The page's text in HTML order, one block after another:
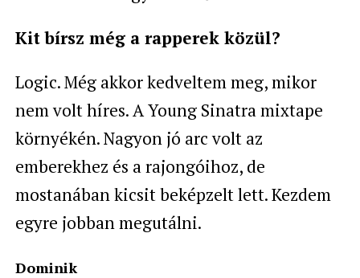
Kit bírsz még a rapperek közül?
Logic. Még akkor kedveltem meg, mikor
nem volt híres. A Young Sinatra mixtape
környékén. Nagyon jó arc volt az
emberekhez és a rajongóihoz, de
mostanában kicsit beképzelt lett. Kezdem
egyre jobban megutálni.
Dominik